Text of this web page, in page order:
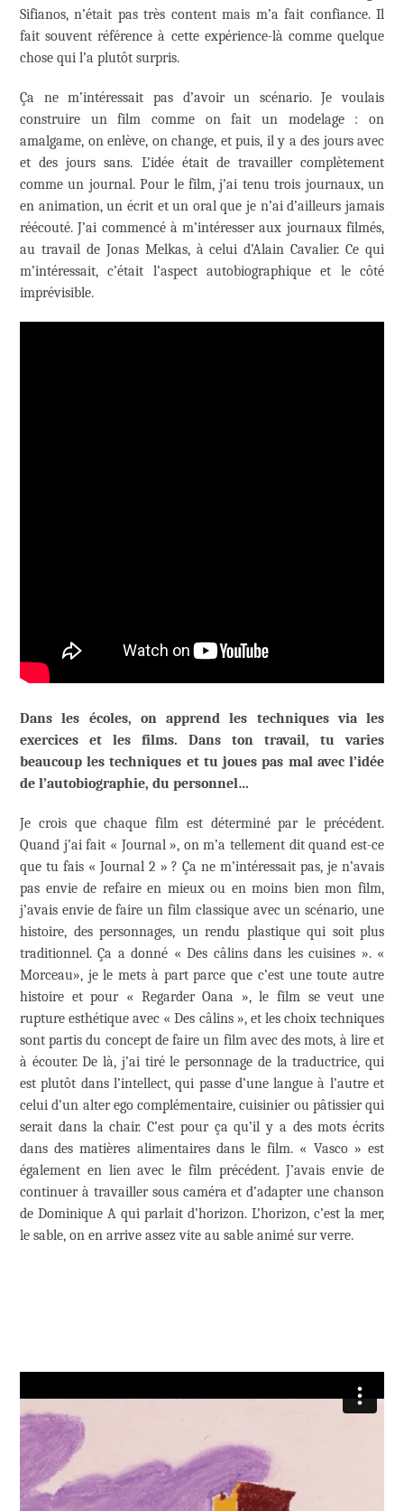
Sifianos, n’était pas très content mais m’a fait confiance. Il
fait souvent référence à cette expérience-là comme quelque
chose qui l’a plutôt surpris.
Ça ne m’intéressait pas d’avoir un scénario. Je voulais
construire un film comme on fait un modelage : on
amalgame, on enlève, on change, et puis, il y a des jours avec
et des jours sans. L’idée était de travailler complètement
comme un journal. Pour le film, j’ai tenu trois journaux, un
en animation, un écrit et un oral que je n’ai d’ailleurs jamais
réécouté. J’ai commencé à m’intéresser aux journaux filmés,
au travail de Jonas Melkas, à celui d’Alain Cavalier. Ce qui
m’intéressait, c’était l’aspect autobiographique et le côté
imprévisible.
Dans les écoles, on apprend les techniques via les
exercices et les films. Dans ton travail, tu varies
beaucoup les techniques et tu joues pas mal avec l’idée
de l’autobiographie, du personnel…
Je crois que chaque film est déterminé par le précédent.
Quand j’ai fait « Journal », on m’a tellement dit quand est-ce
que tu fais « Journal 2 » ? Ça ne m’intéressait pas, je n’avais
pas envie de refaire en mieux ou en moins bien mon film,
j’avais envie de faire un film classique avec un scénario, une
histoire, des personnages, un rendu plastique qui soit plus
traditionnel. Ça a donné « Des câlins dans les cuisines ». «
Morceau», je le mets à part parce que c’est une toute autre
histoire et pour « Regarder Oana », le film se veut une
rupture esthétique avec « Des câlins », et les choix techniques
sont partis du concept de faire un film avec des mots, à lire et
à écouter. De là, j’ai tiré le personnage de la traductrice, qui
est plutôt dans l’intellect, qui passe d’une langue à l’autre et
celui d’un alter ego complémentaire, cuisinier ou pâtissier qui
serait dans la chair. C’est pour ça qu’il y a des mots écrits
dans des matières alimentaires dans le film. « Vasco » est
également en lien avec le film précédent. J’avais envie de
continuer à travailler sous caméra et d’adapter une chanson
de Dominique A qui parlait d’horizon. L’horizon, c’est la mer,
le sable, on en arrive assez vite au sable animé sur verre.